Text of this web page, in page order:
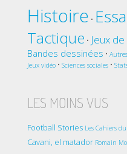
Histoire •
Tactique • Jeux
Bandes dessinées •
Jeux vidéo• Sciences sociales•
LES MOINS VUS
Football Stories Les Cahiers
Cavani, el matador Romain